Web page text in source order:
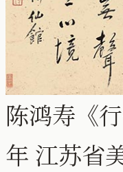
陈鸿寿《
年 江苏省